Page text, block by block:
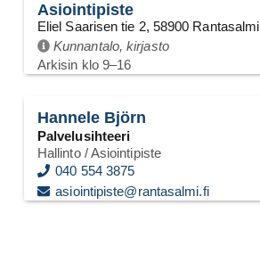
Asiointipiste
Eliel Saarisen tie 2, 58900 Rantasalmi
Kunnantalo, kirjasto
Arkisin klo 9–16
Hannele Björn
Palvelusihteeri
Hallinto / Asiointipiste
040 554 3875
asiointipiste@rantasalmi.fi